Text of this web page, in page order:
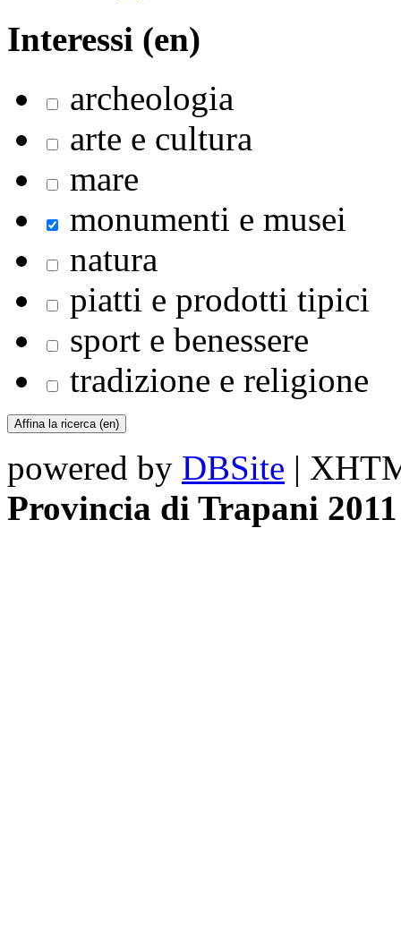
Interessi (en)
archeologia
arte e cultura
mare
monumenti e musei
natura
piatti e prodotti tipici
sport e benessere
tradizione e religione
powered by DBSite |
Provincia di Trapani 2011